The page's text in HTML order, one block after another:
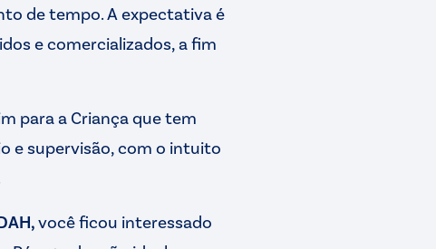
de tempo. A expectativa é
e comercializados, a fim
para a Criança que tem
e supervisão, com o intuito
você ficou interessado